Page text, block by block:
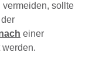
sollte
einer